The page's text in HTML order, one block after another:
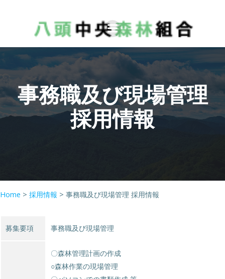
へ
ス
キ
ッ
事務職及び現場管理
採用情報
Home > 採用情報 > 事務職及び現場管理 採用情報
募集要項 事務職及び現場管理
〇森林管理計画の作成
○森林作業の現場管理